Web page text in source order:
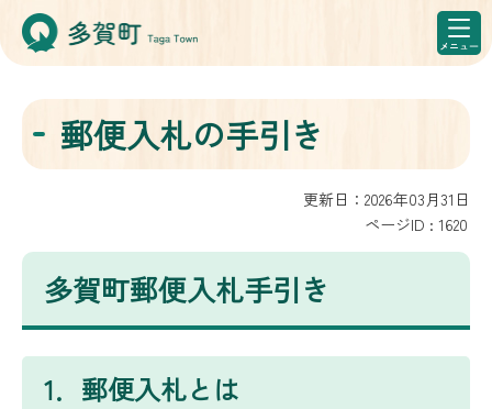
郵便入札の手引き
更新日：2026年03月31日
ページID : 1620
多賀町郵便入札手引き
1．郵便入札とは